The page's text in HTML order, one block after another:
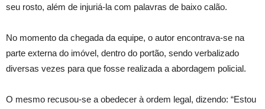
seu rosto, além de injuriá-la com palavras de baixo calão.
No momento da chegada da equipe, o autor encontrava-se na
parte externa do imóvel, dentro do portão, sendo verbalizado
diversas vezes para que fosse realizada a abordagem policial.
O mesmo recusou-se a obedecer à ordem legal, dizendo: “Estou